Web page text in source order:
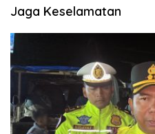
Jaga Keselamatan